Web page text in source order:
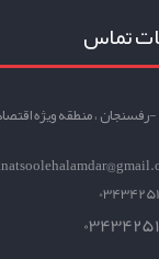
تماس
-رفسنجان ، منطقه ویژه